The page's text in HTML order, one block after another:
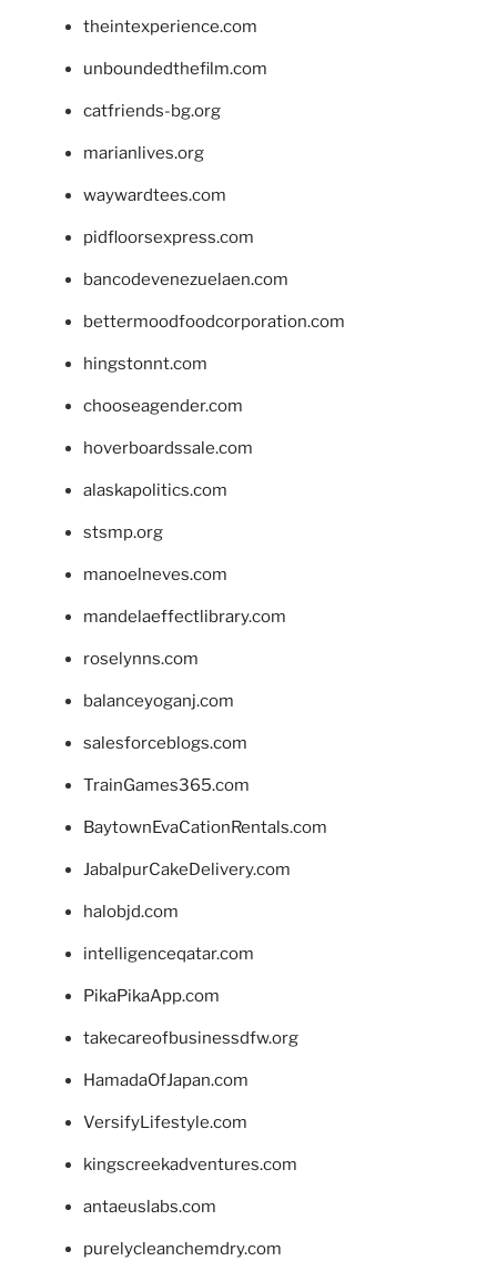
theintexperience.com
unboundedthefilm.com
catfriends-bg.org
marianlives.org
waywardtees.com
pidfloorsexpress.com
bancodevenezuelaen.com
bettermoodfoodcorporation.com
hingstonnt.com
chooseagender.com
hoverboardssale.com
alaskapolitics.com
stsmp.org
manoelneves.com
mandelaeffectlibrary.com
roselynns.com
balanceyoganj.com
salesforceblogs.com
TrainGames365.com
BaytownEvaCationRentals.com
JabalpurCakeDelivery.com
halobjd.com
intelligenceqatar.com
PikaPikaApp.com
takecareofbusinessdfw.org
HamadaOfJapan.com
VersifyLifestyle.com
kingscreekadventures.com
antaeuslabs.com
purelycleanchemdry.com